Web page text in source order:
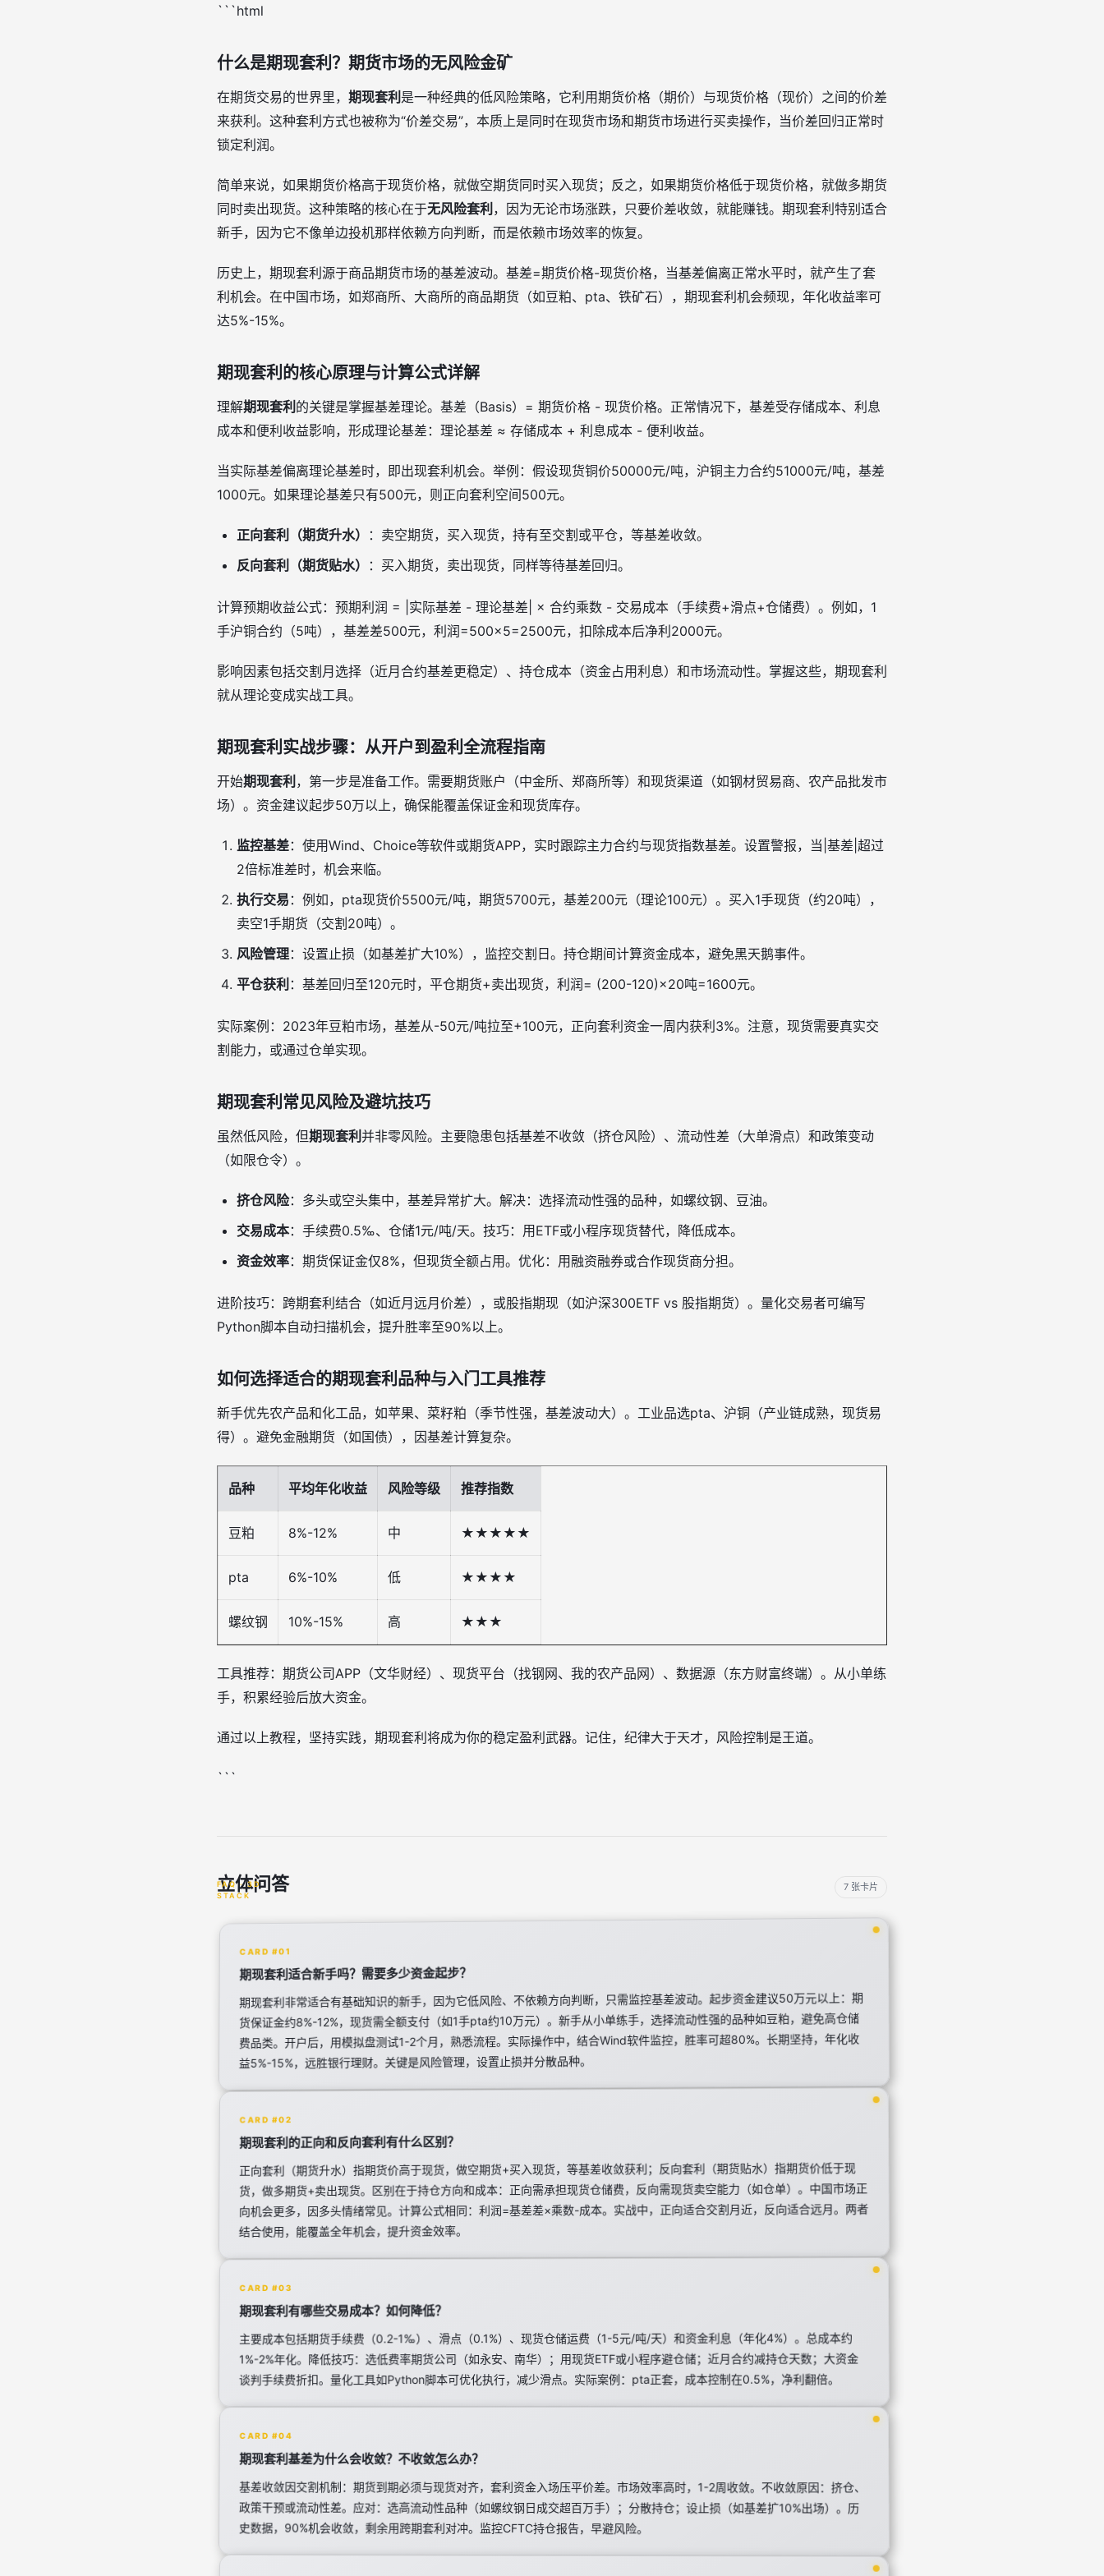
```html
什么是期现套利？期货市场的无风险金矿
在期货交易的世界里， 期现套利 是一种经典的低风险策略，它利用期货价格（期价）与现货价格（现价）之间的价差
来获利。这种套利方式也被称为“价差交易”，本质上是同时在现货市场和期货市场进行买卖操作，当价差回归正常时
锁定利润。
简单来说，如果期货价格高于现货价格，就做空期货同时买入现货；反之，如果期货价格低于现货价格，就做多期货
同时卖出现货。这种策略的核心在于无风险套利 ，因为无论市场涨跌，只要价差收敛，就能赚钱。期现套利特别适合
新手，因为它不像单边投机那样依赖方向判断，而是依赖市场效率的恢复。
历史上，期现套利源于商品期货市场的基差波动。基差=期货价格-现货价格，当基差偏离正常水平时，就产生了套
利机会。在中国市场，如郑商所、大商所的商品期货（如豆粕、pta、铁矿石），期现套利机会频现，年化收益率可
达5%-15%。
期现套利的核心原理与计算公式详解
理解期现套利 的关键是掌握基差理论。基差（Basis）= 期货价格 - 现货价格。正常情况下，基差受存储成本、利息
成本和便利收益影响，形成理论基差：理论基差 ≈ 存储成本 + 利息成本 - 便利收益。
当实际基差偏离理论基差时，即出现套利机会。举例：假设现货铜价50000元/吨，沪铜主力合约51000元/吨，基差
1000元。如果理论基差只有500元，则正向套利空间500元。
正向套利（期货升水）
：卖空期货，买入现货，持有至交割或平仓，等基差收敛。
反向套利（期货贴水）
：买入期货，卖出现货，同样等待基差回归。
计算预期收益公式：预期利润 = |实际基差 - 理论基差| × 合约乘数 - 交易成本（手续费+滑点+仓储费）。例如，1
手沪铜合约（5吨），基差差500元，利润=500×5=2500元，扣除成本后净利2000元。
影响因素包括交割月选择（近月合约基差更稳定）、持仓成本（资金占用利息）和市场流动性。掌握这些，期现套利
就从理论变成实战工具。
期现套利实战步骤：从开户到盈利全流程指南
开始期现套利 ，第一步是准备工作。需要期货账户（中金所、郑商所等）和现货渠道（如钢材贸易商、农产品批发市
场）。资金建议起步50万以上，确保能覆盖保证金和现货库存。
监控基差：使用Wind、Choice等软件或期货APP，实时跟踪主力合约与现货指数基差。设置警报，当|基差|超过
2倍标准差时，机会来临。
执行交易 ：例如，pta现货价5500元/吨，期货5700元，基差200元（理论100元）。买入1手现货（约20吨），
卖空1手期货（交割20吨）。
风险管理：设置止损（如基差扩大10%），监控交割日。持仓期间计算资金成本，避免黑天鹅事件。
平仓获利 ：基差回归至120元时，平仓期货+卖出现货，利润= (200-120)×20吨=1600元。
实际案例：2023年豆粕市场，基差从-50元/吨拉至+100元，正向套利资金一周内获利3%。注意，现货需要真实交
割能力，或通过仓单实现。
期现套利常见风险及避坑技巧
虽然低风险，但期现套利 并非零风险。主要隐患包括基差不收敛（挤仓风险）、流动性差（大单滑点）和政策变动
（如限仓令）。
挤仓风险：多头或空头集中，基差异常扩大。解决：选择流动性强的品种，如螺纹钢、豆油。
交易成本：手续费0.5‰、仓储1元/吨/天。技巧：用ETF或小程序现货替代，降低成本。
资金效率：期货保证金仅8%，但现货全额占用。优化：用融资融券或合作现货商分担。
进阶技巧：跨期套利结合（如近月远月价差），或股指期现（如沪深300ETF vs 股指期货）。量化交易者可编写
Python脚本自动扫描机会，提升胜率至90%以上。
如何选择适合的期现套利品种与入门工具推荐
新手优先农产品和化工品，如苹果、菜籽粕（季节性强，基差波动大）。工业品选pta、沪铜（产业链成熟，现货易
得）。避免金融期货（如国债），因基差计算复杂。
品种 平均年化收益 风险等级 推荐指数
豆粕 8%-12% 中 ★★★★★
pta 6%-10% 低 ★★★★
螺纹钢 10%-15% 高 ★★★
工具推荐：期货公司APP（文华财经）、现货平台（找钢网、我的农产品网）、数据源（东方财富终端）。从小单练
手，积累经验后放大资金。
通过以上教程，坚持实践，期现套利将成为你的稳定盈利武器。记住，纪律大于天才，风险控制是王道。
```
立体问答 7 张卡片
CARD #01
期现套利适合新手吗？需要多少资金起步？
期现套利非常适合有基础知识的新手，因为它低风险、不依赖方向判断，只需监控基差波动。起步资金建议50万元以上：期
货保证金约8%-12%，现货需全额支付（如1手pta约10万元）。新手从小单练手，选择流动性强的品种如豆粕，避免高仓储
费品类。开户后，用模拟盘测试1-2个月，熟悉流程。实际操作中，结合Wind软件监控，胜率可超80%。长期坚持，年化收
益5%-15%，远胜银行理财。关键是风险管理，设置止损并分散品种。
CARD #02
期现套利的正向和反向套利有什么区别？
正向套利（期货升水）指期货价高于现货，做空期货+买入现货，等基差收敛获利；反向套利（期货贴水）指期货价低于现
货，做多期货+卖出现货。区别在于持仓方向和成本：正向需承担现货仓储费，反向需现货卖空能力（如仓单）。中国市场正
向机会更多，因多头情绪常见。计算公式相同：利润=基差差×乘数-成本。实战中，正向适合交割月近，反向适合远月。两者
结合使用，能覆盖全年机会，提升资金效率。
CARD #03
期现套利有哪些交易成本？如何降低？
主要成本包括期货手续费（0.2-1‰）、滑点（0.1%）、现货仓储运费（1-5元/吨/天）和资金利息（年化4%）。总成本约
1%-2%年化。降低技巧：选低费率期货公司（如永安、南华）；用现货ETF或小程序避仓储；近月合约减持仓天数；大资金
谈判手续费折扣。量化工具如Python脚本可优化执行，减少滑点。实际案例：pta正套，成本控制在0.5%，净利翻倍。
CARD #04
期现套利基差为什么会收敛？不收敛怎么办？
基差收敛因交割机制：期货到期必须与现货对齐，套利资金入场压平价差。市场效率高时，1-2周收敛。不收敛原因：挤仓、
政策干预或流动性差。应对：选高流动性品种（如螺纹钢日成交超百万手）；分散持仓；设止损（如基差扩10%出场）。历
史数据，90%机会收敛，剩余用跨期套利对冲。监控CFTC持仓报告，早避风险。